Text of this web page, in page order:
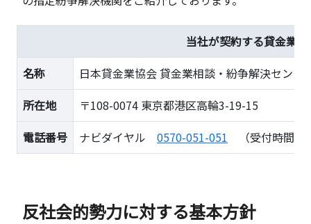
当社が契約する貸金業
名称
日本貸金業協会 貸金業相談・紛争解決センタ
所在地
〒108-0074 東京都港区高輪3-19-15
電話番号
ナビダイヤル 0570-051-051 （受付時間：
反社会的勢力に対する基本方針